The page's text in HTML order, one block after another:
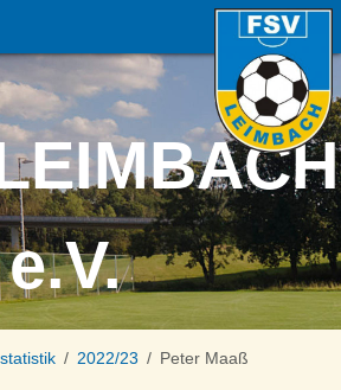
e.V.
2022/23 Peter Maaß